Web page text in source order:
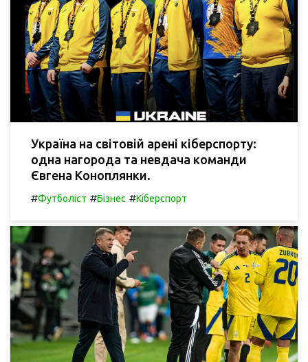
Україна на світовій арені кіберспорту:
одна нагорода та невдача команди
Євгена Коноплянки.
#Футболіст #Бізнес #Кіберспорт